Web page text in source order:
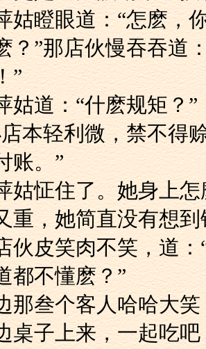
铁萍姑瞪眼道：“怎麽
？”那店伙慢吞吞道
”
铁萍姑道：“什麽规矩？”
小店本轻利微，禁不
账。”
铁萍姑怔住了。她身
重，她简直没有想
那店伙皮笑肉不笑，
都不懂麽？”
旁边那叁个客人哈哈
桌子上来，一起吃